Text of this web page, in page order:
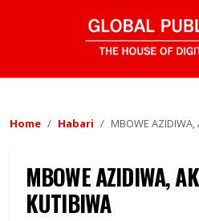
Home Habari MBOWE AZIDIWA,
MBOWE AZIDIWA,
KUTIBIWA